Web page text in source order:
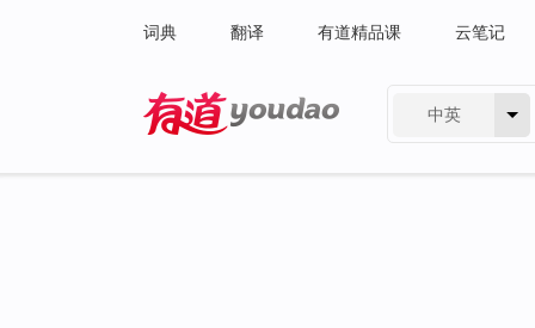
词典 翻译 有道精品课 云笔记
中英